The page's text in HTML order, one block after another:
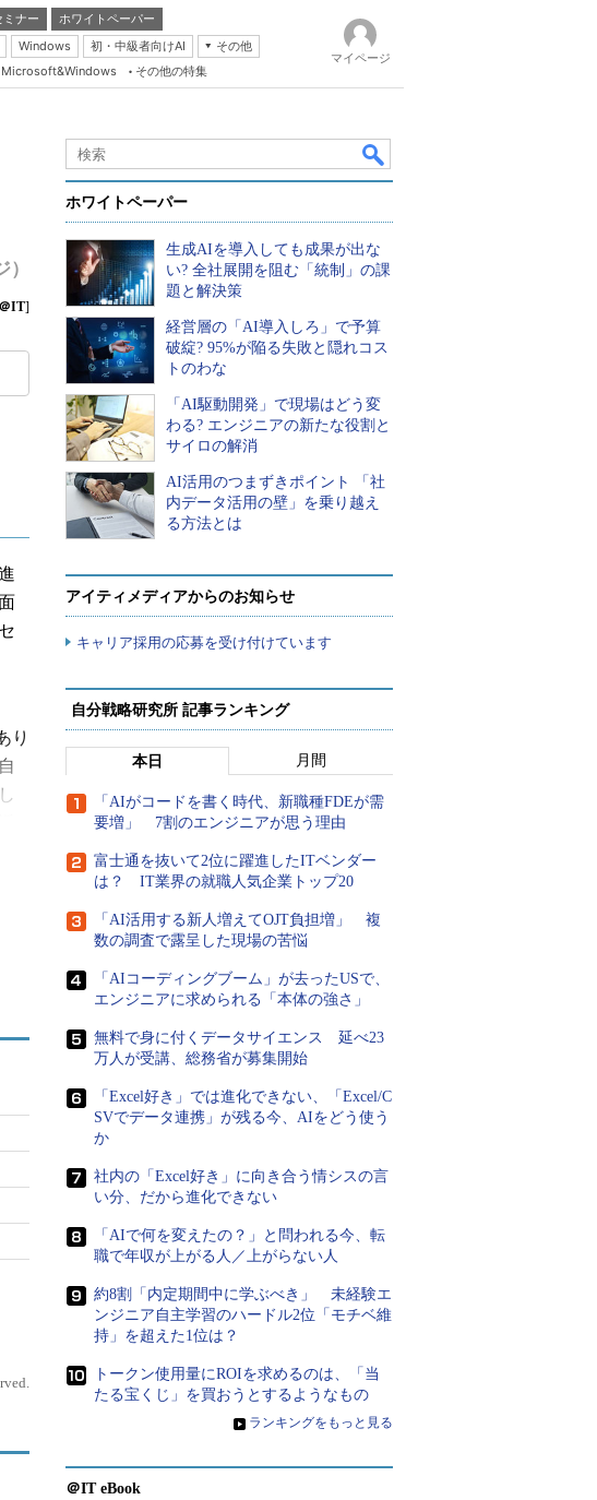
ミナー
ホワイトペーパー
Windows 初・中級者向けAI
その他
& Storage
Agile
Expert
of IP Network
& Trust
& Tools
Microsoft&Windows その他の特集
マイページ
）
＠IT]
り
ホワイトペーパー
生成AIを導入しても成果が出な
い? 全社展開を阻む「統制」の課
題と解決策
経営層の「AI導入しろ」で予算
破綻? 95%が陥る失敗と隠れコス
トのわな
「AI駆動開発」で現場はどう変
わる? エンジニアの新たな役割と
サイロの解消
AI活用のつまずきポイント 「社
内データ活用の壁」を乗り越え
る方法とは
アイティメディアからのお知らせ
キャリア採用の応募を受け付けています
自分戦略研究所 記事ランキング
本日 月間
「AIがコードを書く時代、新職種FDEが需
要増」 7割のエンジニアが思う理由
富士通を抜いて2位に躍進したITベンダー
は？ IT業界の就職人気企業トップ20
「AI活用する新人増えてOJT負担増」 複
数の調査で露呈した現場の苦悩
「AIコーディングブーム」が去ったUSで、
エンジニアに求められる「本体の強さ」
無料で身に付くデータサイエンス 延べ23
万人が受講、総務省が募集開始
「Excel好き」では進化できない、「Excel/C
SVでデータ連携」が残る今、AIをどう使う
か
社内の「Excel好き」に向き合う情シスの言
い分、だから進化できない
「AIで何を変えたの？」と問われる今、転
職で年収が上がる人／上がらない人
約8割「内定期間中に学ぶべき」 未経験エ
ンジニア自主学習のハードル2位「モチベ維
持」を超えた1位は？
トークン使用量にROIを求めるのは、「当
たる宝くじ」を買おうとするようなもの
» ランキングをもっと見る
＠IT eBook